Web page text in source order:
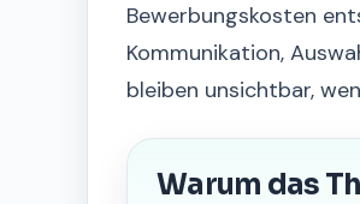
Bewerbungskosten
Kommunikation,
bleiben unsichtbar,
Warum das